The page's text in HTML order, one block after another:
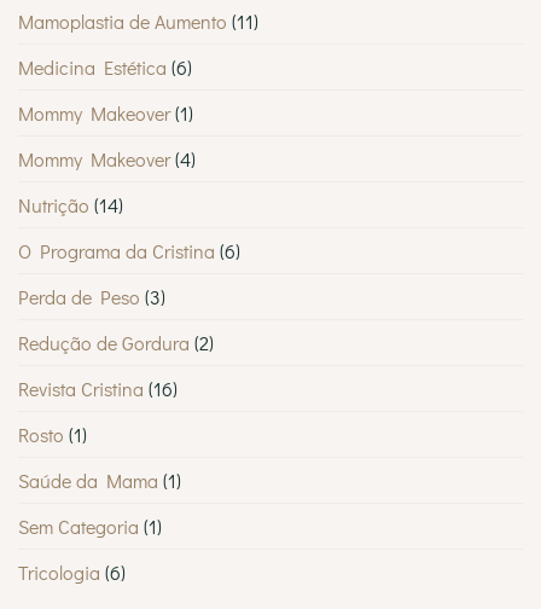
Mamoplastia de Aumento (11)
Medicina Estética (6)
Mommy Makeover(1)
Mommy Makeover(4)
Nutrição (14)
O Programa da Cristina (6)
Perda de Peso (3)
Redução de Gordura (2)
Revista Cristina (16)
Rosto (1)
Saúde da Mama (1)
Sem Categoria (1)
Tricologia (6)